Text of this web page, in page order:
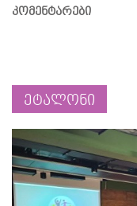
კომენტარები
ეტალონი